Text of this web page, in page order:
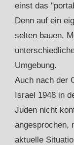
einst das
Denn auf ein
selten bauen.
Umgebung.
Auch nach der
Israel 1948 in
Juden nicht
angesprochen,
aktuelle